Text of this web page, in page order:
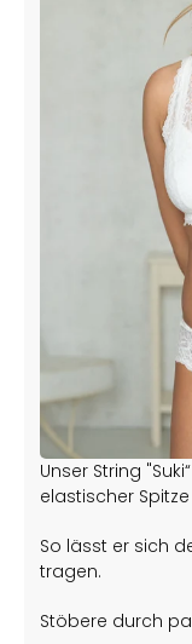
Unser String
elastischer
So lässt er sich
tragen.
Stöbere durch